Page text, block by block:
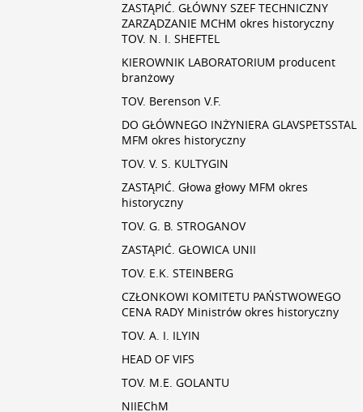
ZASTĄPIĆ. GŁÓWNY SZEF TECHNICZNY
ZARZĄDZANIE MCHM okres historyczny
TOV. N. I. SHEFTEL
KIEROWNIK LABORATORIUM producent
branżowy
TOV. Berenson V.F.
DO GŁÓWNEGO INŻYNIERA GLAVSPETSSTAL
MFM okres historyczny
TOV. V. S. KULTYGIN
ZASTĄPIĆ. Głowa głowy MFM okres
historyczny
TOV. G. B. STROGANOV
ZASTĄPIĆ. GŁOWICA UNII
TOV. E.K. STEINBERG
CZŁONKOWI KOMITETU PAŃSTWOWEGO
CENA RADY Ministrów okres historyczny
TOV. A. I. ILYIN
HEAD OF VIFS
TOV. M.E. GOLANTU
NIIEChM